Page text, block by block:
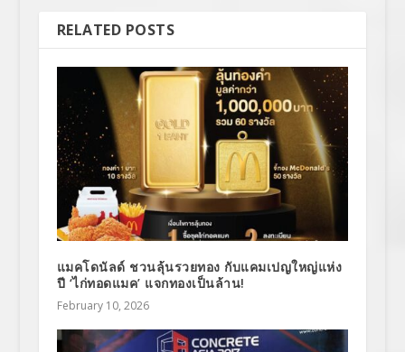
RELATED POSTS
แมคโดนัลด์ ชวนลุ้นรวยทอง กับแคมเปญใหญ่แห่ง
ปี ‘ไก่ทอดแมค’ แจกทองเป็นล้าน!
February 10, 2026